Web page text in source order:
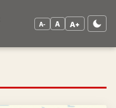
A- A A+